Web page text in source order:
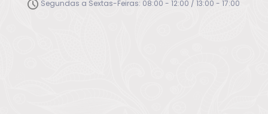
Segundas a Sextas-Feiras: 08:00 - 12:00 / 13:00 - 17:00